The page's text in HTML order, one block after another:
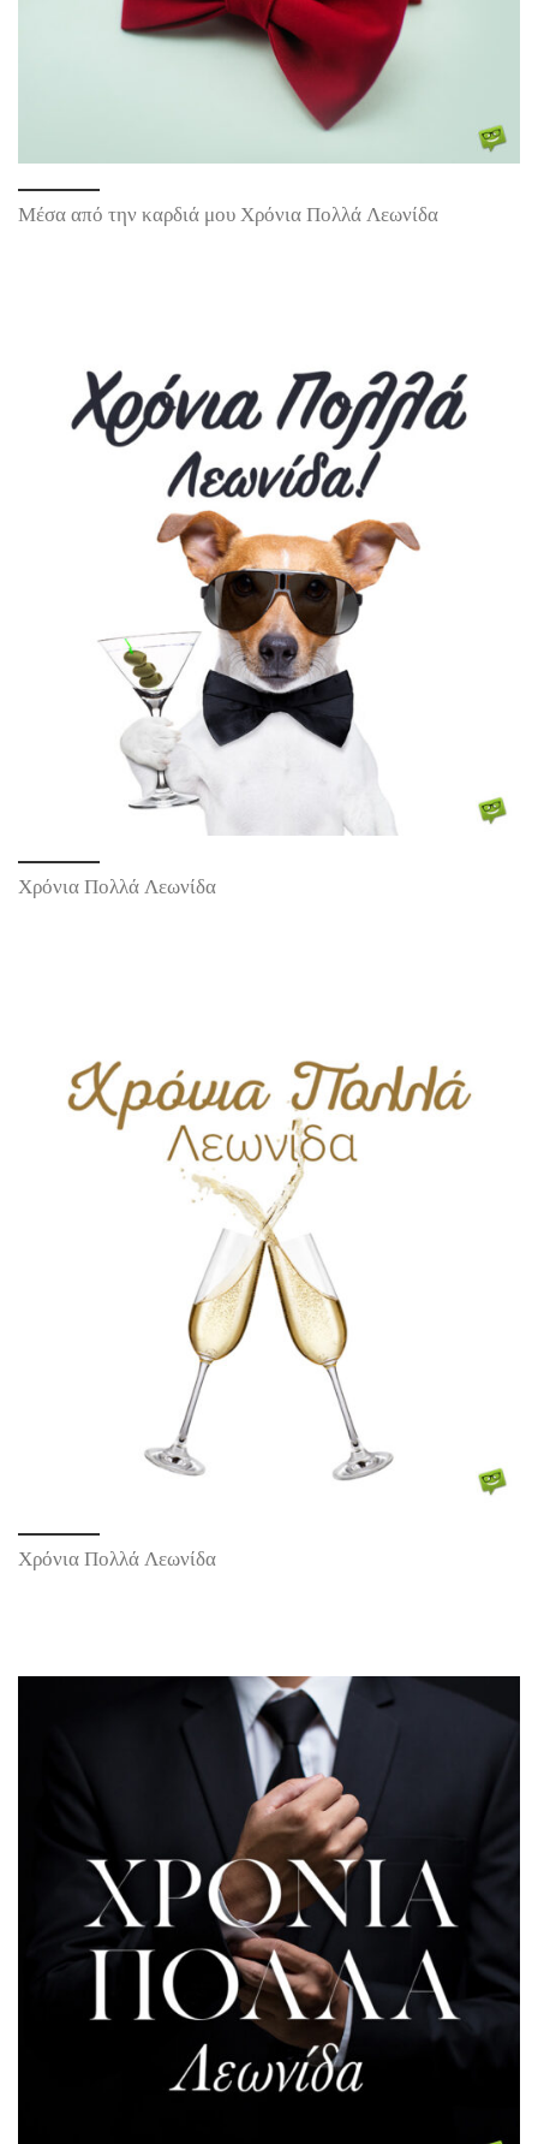
Μέσα από την καρδιά μου Χρόνια Πολλά Λεωνίδα
Χρόνια Πολλά Λεωνίδα
Χρόνια Πολλά Λεωνίδα